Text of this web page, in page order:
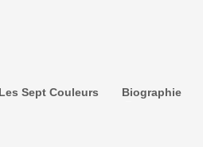
Les Sept Couleurs Biographie